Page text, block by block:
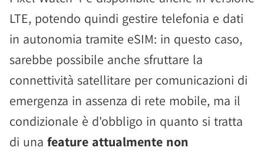
LTE, potendo quindi gestire telefonia e dati
in autonomia tramite eSIM: in questo caso,
sarebbe possibile anche sfruttare la
connettività satellitare per comunicazioni di
emergenza in assenza di rete mobile, ma il
condizionale è d'obbligo in quanto si tratta
di una feature attualmente non